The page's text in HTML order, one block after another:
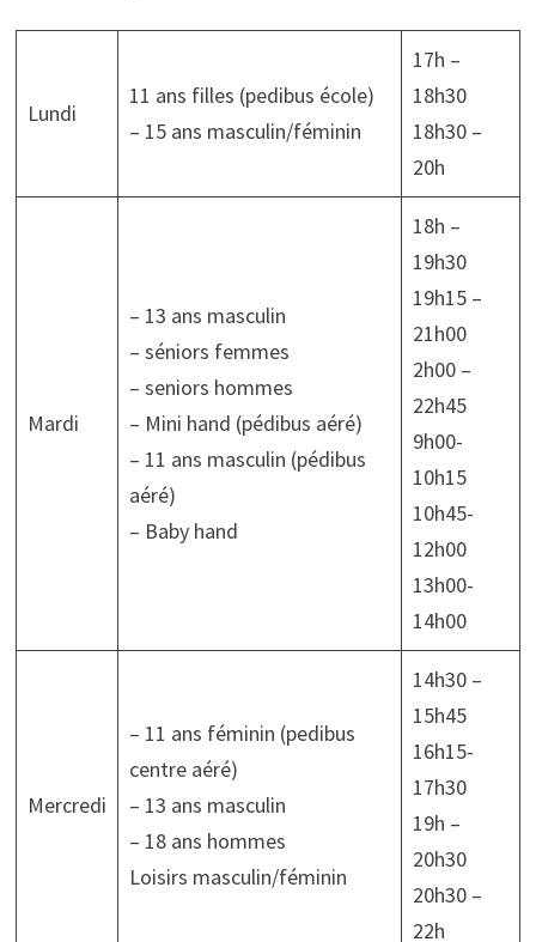
Lundi
11 ans filles (pedibus école)
– 15 ans masculin/féminin
17h –
18h30
18h30 –
20h
Mardi
– 13 ans masculin
– séniors femmes
– seniors hommes
– Mini hand (pédibus aéré)
– 11 ans masculin (pédibus
aéré)
– Baby hand
18h –
19h30
19h15 –
21h00
2h00 –
22h45
9h00-
10h15
10h45-
12h00
13h00-
14h00
Mercredi
– 11 ans féminin (pedibus
centre aéré)
– 13 ans masculin
– 18 ans hommes
Loisirs masculin/féminin
14h30 –
15h45
16h15-
17h30
19h –
20h30
20h30 –
22h